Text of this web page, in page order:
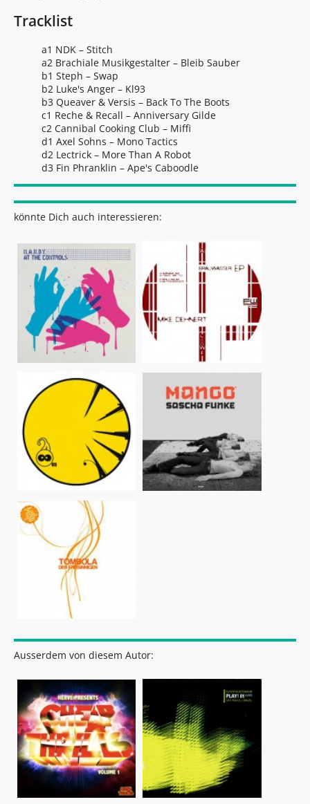
Tracklist
a1 NDK – Stitch
a2 Brachiale Musikgestalter – Bleib Sauber
b1 Steph – Swap
b2 Luke's Anger – Kl93
b3 Queaver & Versis – Back To The Boots
c1 Reche & Recall – Anniversary Gilde
c2 Cannibal Cooking Club – Miffi
d1 Axel Sohns – Mono Tactics
d2 Lectrick – More Than A Robot
d3 Fin Phranklin – Ape's Caboodle
könnte Dich auch interessieren:
Ausserdem von diesem Autor: